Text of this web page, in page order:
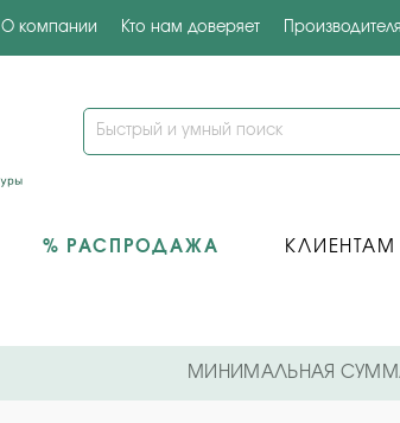
О компании Кто нам доверяет
% РАСПРОДАЖА КЛИЕНТАМ
МИНИМАЛЬНАЯ